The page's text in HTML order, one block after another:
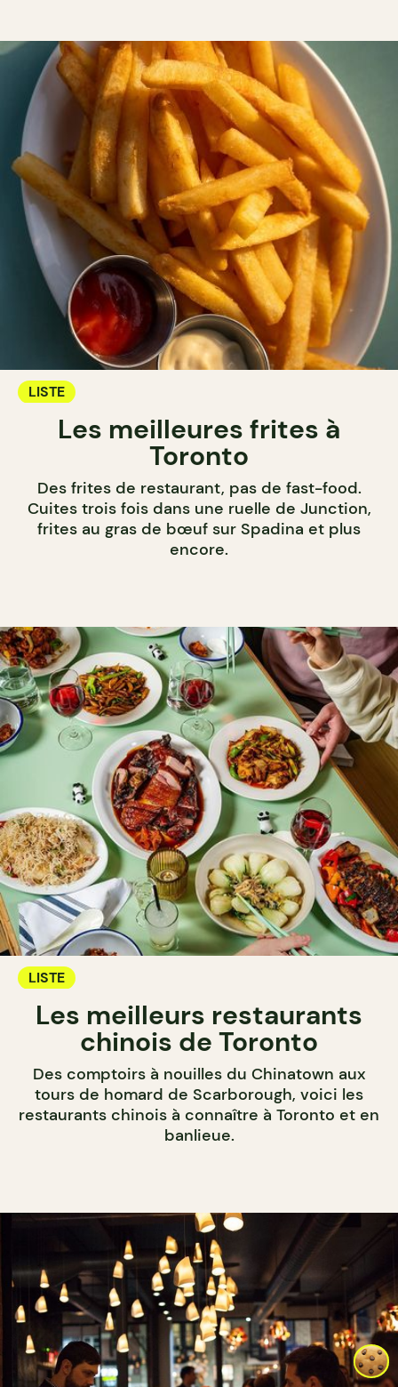
LISTE
Les meilleures frites à
Toronto
Des frites de restaurant, pas de fast-food.
Cuites trois fois dans une ruelle de Junction,
frites au gras de bœuf sur Spadina et plus
encore.
LISTE
Les meilleurs restaurants
chinois de Toronto
Des comptoirs à nouilles du Chinatown aux
tours de homard de Scarborough, voici les
restaurants chinois à connaître à Toronto et en
banlieue.